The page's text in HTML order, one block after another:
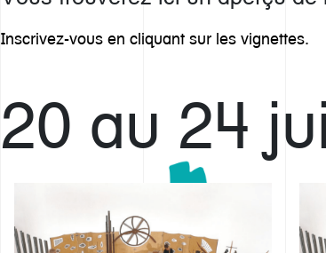
Inscrivez-vous en cliquant sur les vignettes.
20 au 24